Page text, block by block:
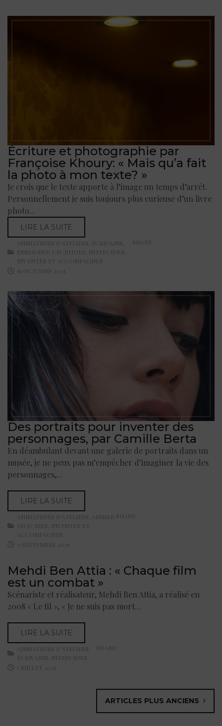
Écriture et photographie par
Françoise Khoury: « Mais qu’a fait
la photo à mon texte? »
Je crois que le texte apporte à l’image un temps d’arrêt.
Personnellement je suis toujours plus curieuse d’un livre
photo...
LIRE LA SUITE
ANIMATEURS D'ATELIERS, ÉCRIVAINS,
ENSEIGNER L'ÉCRITURE , INTERVIEWS,
INVENTER ET ACCOMPAGNER
16 OCTOBRE 2025
SHARE:
Des portraits pour inventer des
personnages, par Camille Berta
En déambulant devant une galerie de portraits dans un
musée, je ne peux pas m’empêcher d’imaginer la vie des
personnages,...
LIRE LA SUITE
ANIMATEURS D'ATELIERS
ANIMER
OU ÉCRIRE
INVENTER ET
ACCOMPAGNER
9 SEPTEMBRE 2025
SHARE:
Mehdi Ben Attia : « Chaque film
est un combat »
Scénariste et réalisateur, Mehdi Ben Attia, a réalisé en
2008 « Le fil », « Je ne suis pas mort...
LIRE LA SUITE
ANIMATEURS D'ATELIERS
ÉCRIVAINS INTERVIEWS
1 JUILLET 2025
SHARE:
ARTICLES PLUS ANCIENS